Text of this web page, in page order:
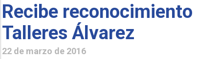
Recibe reconocimiento
Talleres Álvarez
22 de marzo de 2016